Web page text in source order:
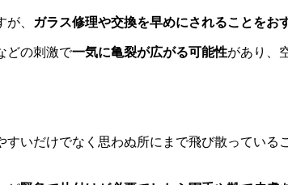
、 ガラス修理や交換を早めにされることをお
どの刺激で一気に亀裂が広がる可能性があり、
いだけでなく思わぬ所にまで飛び散っている